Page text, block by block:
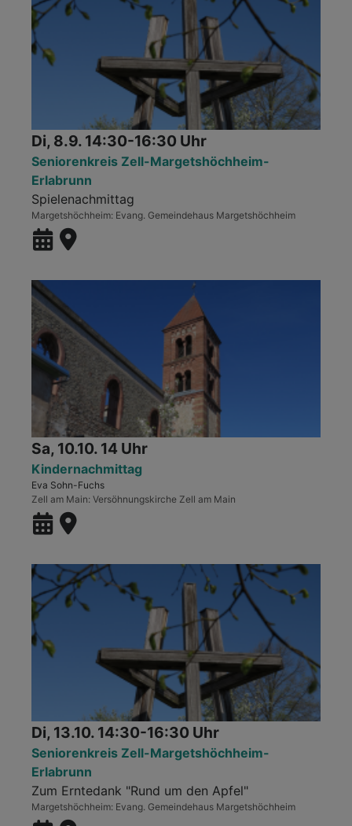
Di, 8.9. 14:30-16:30 Uhr
Seniorenkreis Zell-Margetshöchheim-
Erlabrunn
Spielenachmittag
Margetshöchheim Evang. Gemeindehaus Margetshöchheim
Sa, 10.10. 14 Uhr
Kindernachmittag
Eva Sohn-Fuchs
Zell am Main Versöhnungskirche Zell am Main
Di, 13.10. 14:30-16:30 Uhr
Seniorenkreis Zell-Margetshöchheim-
Erlabrunn
Zum Erntedank "Rund um den Apfel"
Margetshöchheim Evang. Gemeindehaus Margetshöchheim